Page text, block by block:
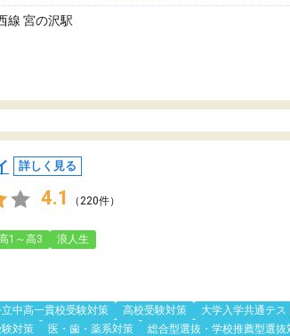
線 宮の沢駅
詳しく見る
4.1 （220件）
1～高3 浪人生
立中高一貫校受験対策 高校受験対策 大学入学共通テス
対策 医・歯・薬系対策 総合型選抜・学校推薦型選抜